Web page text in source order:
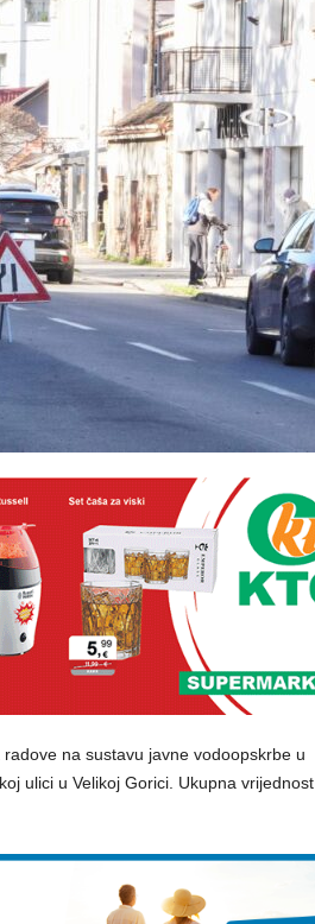
na sustavu javne vodoopskrbe u
ulici u Velikoj Gorici. Ukupna vrijednost